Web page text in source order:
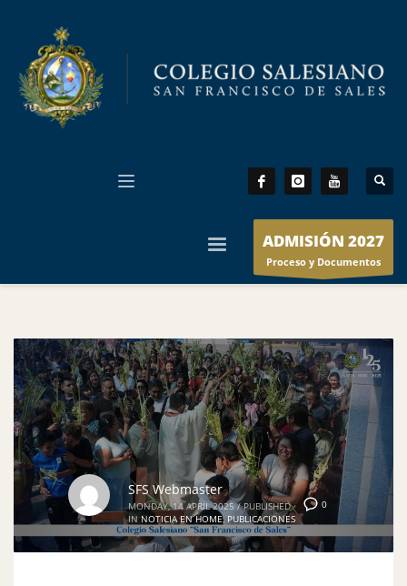
ADMISIÓN 2027
Proceso y Documentos
0
SFS Webmaster
MONDAY, 14 APRIL 2025 / PUBLISHED
IN NOTICIA EN HOME, PUBLICACIONES